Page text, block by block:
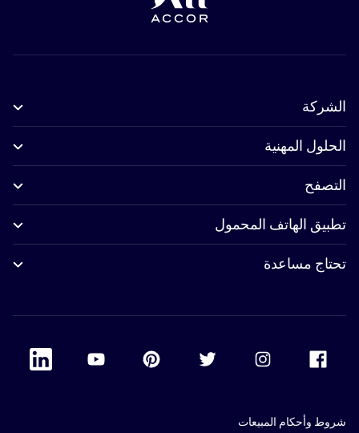
الشركة
الحلول المهنية
التصفح
تطبيق الهاتف المحمول
تحتاج مساعدة
Accor Youtube
Linkedin
شروط وأحكام المبيعات